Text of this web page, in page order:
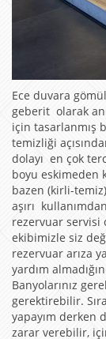
Ece duvara
geberit olarak
için tasarlanmış
temizliği
dolayı en çok
boyu eskimeden
bazen (kirli-
aşırı
rezervuar servisi
ekibimizle siz
rezervuar arıza
yardım
Banyolarınız
gerektirebilir.
yapayım derken
zarar verebilir,